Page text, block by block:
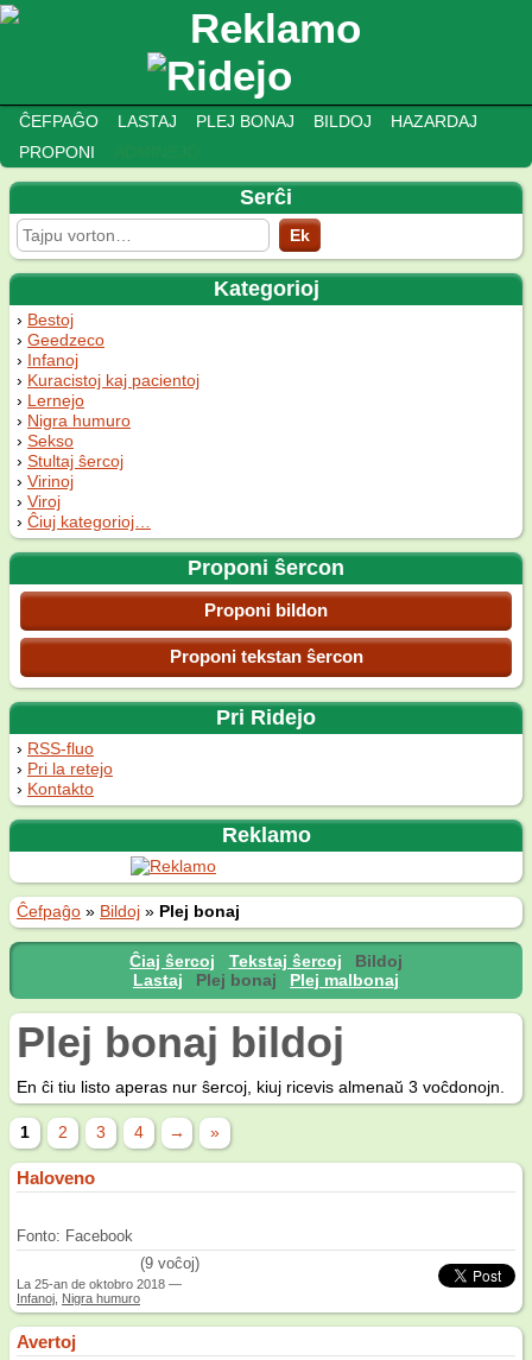
ĈEFPAĜO LASTAJ PLEJ BONAJ BILDOJ
HAZARDAJ
PROPONI
Serĉi
Kategorioj
Bestoj
Geedzeco
Infanoj
Kuracistoj kaj pacientoj
Lernejo
Nigra humuro
Sekso
Stultaj ŝercoj
Virinoj
Viroj
Ĉiuj kategorioj…
Proponi ŝercon
Proponi bildon
Proponi tekstan ŝercon
Pri Ridejo
RSS-fluo
Pri la retejo
Kontakto
Reklamo
Ĉefpaĝo » Bildoj » Plej bonaj
Ĉiaj ŝercoj Tekstaj ŝercoj
Bildoj
Lastaj
Plej bonaj Plej malbonaj
Plej bonaj bildoj
En ĉi tiu listo aperas nur ŝercoj, kiuj ricevis almenaŭ 3 voĉdonojn.
1 2 3 4 → »
Haloveno
Fonto: Facebook
/5
(9 voĉoj)
La 25-an de oktobro 2018 —
Infanoj Nigra humuro
Avertoj